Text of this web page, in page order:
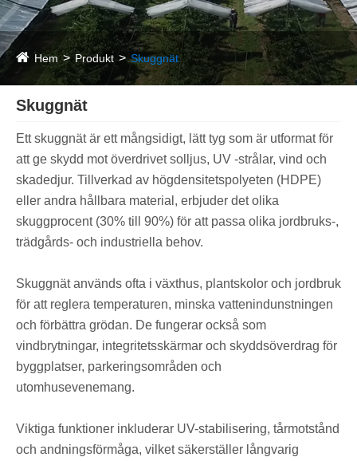
Hem Produkt Skuggnät
Skuggnät
Ett skuggnät är ett mångsidigt, lätt tyg som är utformat för
att ge skydd mot överdrivet solljus, UV -strålar, vind och
skadedjur. Tillverkad av högdensitetspolyeten (HDPE)
eller andra hållbara material, erbjuder det olika
skuggprocent (30% till 90%) för att passa olika jordbruks-,
trädgårds- och industriella behov.
Skuggnät används ofta i växthus, plantskolor och jordbruk
för att reglera temperaturen, minska vattenindunstningen
och förbättra grödan. De fungerar också som
vindbrytningar, integritetsskärmar och skyddsöverdrag för
byggplatser, parkeringsområden och
utomhusevenemang.
Viktiga funktioner inkluderar UV-stabilisering, tårmotstånd
och andningsförmåga, vilket säkerställer långvarig